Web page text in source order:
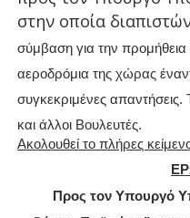
στην οποία
σύμβαση για την
αεροδρόμια της χώρας
συγκεκριμένες
και άλλοι Βουλευτές.
Ακολουθεί το πλήρες
Προς τον Υπουργό